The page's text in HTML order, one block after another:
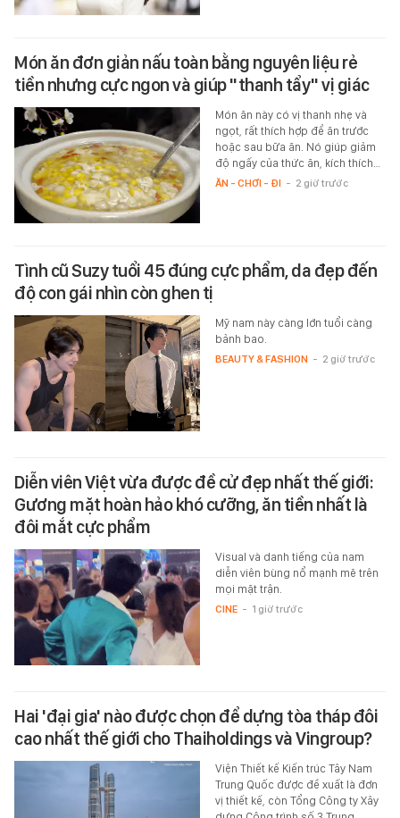
Món ăn đơn giản nấu toàn bằng nguyên liệu rẻ
tiền nhưng cực ngon và giúp "thanh tẩy" vị giác
Món ăn này có vị thanh nhẹ và
ngọt, rất thích hợp để ăn trước
hoặc sau bữa ăn. Nó giúp giảm
độ ngấy của thức ăn, kích thích…
ĂN - CHƠI - ĐI - 2 giờ trước
Tình cũ Suzy tuổi 45 đúng cực phẩm, da đẹp đến
độ con gái nhìn còn ghen tị
Mỹ nam này càng lớn tuổi càng
bảnh bao.
BEAUTY & FASHION - 2 giờ trước
Diễn viên Việt vừa được đề cử đẹp nhất thế giới:
Gương mặt hoàn hảo khó cưỡng, ăn tiền nhất là
đôi mắt cực phẩm
Visual và danh tiếng của nam
diễn viên bùng nổ mạnh mẽ trên
mọi mặt trận.
CINE - 1 giờ trước
Hai 'đại gia' nào được chọn để dựng tòa tháp đôi
cao nhất thế giới cho Thaiholdings và Vingroup?
Viện Thiết kế Kiến trúc Tây Nam
Trung Quốc được đề xuất là đơn
vị thiết kế, còn Tổng Công ty Xây